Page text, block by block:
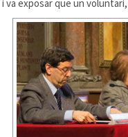
exposar que un